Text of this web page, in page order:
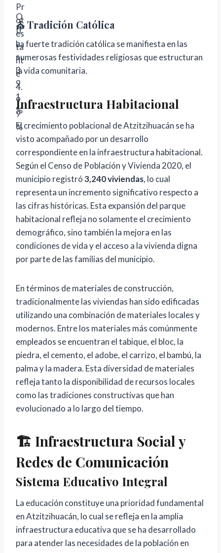
Pr
ot
es
ta
nt
e
4.
9
9
%
O
tr
a
s
3.
9
1
%
⛪ Tradición Católica
La fuerte tradición católica se manifiesta en las
numerosas festividades religiosas que estructuran
la vida comunitaria.
Infraestructura Habitacional
El crecimiento poblacional de Atzitzihuacán se ha
visto acompañado por un desarrollo
correspondiente en la infraestructura habitacional.
Según el Censo de Población y Vivienda 2020, el
municipio registró3,240 viviendas, lo cual
representa un incremento significativo respecto a
las cifras históricas. Esta expansión del parque
habitacional refleja no solamente el crecimiento
demográfico, sino también la mejora en las
condiciones de vida y el acceso a la vivienda digna
por parte de las familias del municipio.
En términos de materiales de construcción,
tradicionalmente las viviendas han sido edificadas
utilizando una combinación de materiales locales y
modernos. Entre los materiales más comúnmente
empleados se encuentran el tabique, el bloc, la
piedra, el cemento, el adobe, el carrizo, el bambú, la
palma y la madera. Esta diversidad de materiales
refleja tanto la disponibilidad de recursos locales
como las tradiciones constructivas que han
evolucionado a lo largo del tiempo.
🏗️ Infraestructura Social y
Redes de Comunicación
Sistema Educativo Integral
La educación constituye una prioridad fundamental
en Atzitzihuacán, lo cual se refleja en la amplia
infraestructura educativa que se ha desarrollado
para atender las necesidades de la población en